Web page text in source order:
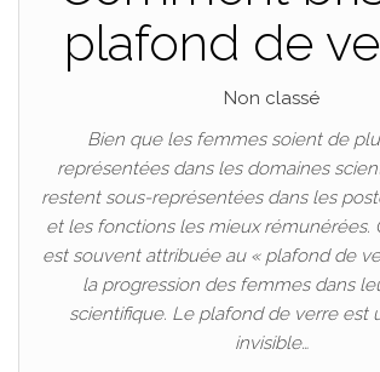
plafond de
Non classé
Bien que les femmes soient de
représentées dans les domaines
restent sous-représentées dans les
et les fonctions les mieux rémunérées.
est souvent attribuée au « plafond de
la progression des femmes dans
scientifique. Le plafond de verre est
invisible…